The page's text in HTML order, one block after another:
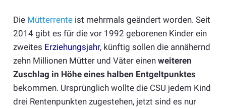
Die Mütterrenteist mehrmals geändert worden. Seit
2014 gibt es für die vor 1992 geborenen Kinder ein
zweites Erziehungsjahr, künftig sollen die annähernd
zehn Millionen Mütter und Väter einen weiteren
Zuschlag in Höhe eines halben Entgeltpunktes
bekommen. Ursprünglich wollte die CSU jedem Kind
drei Rentenpunkten zugestehen, jetzt sind es nur